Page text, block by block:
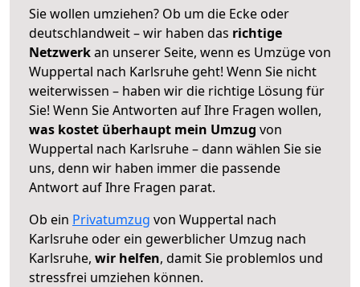
Sie wollen umziehen? Ob um die Ecke oder
deutschlandweit – wir haben das richtige
Netzwerkan unserer Seite, wenn es Umzüge von
Wuppertal nach Karlsruhe geht! Wenn Sie nicht
weiterwissen – haben wir die richtige Lösung für
Sie! Wenn Sie Antworten auf Ihre Fragen wollen,
was kostet überhaupt mein Umzug von
Wuppertal nach Karlsruhe – dann wählen Sie sie
uns, denn wir haben immer die passende
Antwort auf Ihre Fragen parat.
Ob ein Privatumzug von Wuppertal nach
Karlsruhe oder ein gewerblicher Umzug nach
Karlsruhe, wir helfen, damit Sie problemlos und
stressfrei umziehen können.